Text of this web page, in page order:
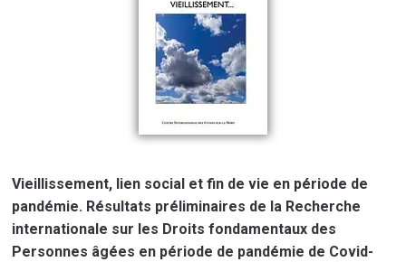
Vieillissement, lien social et fin de vie en période de
pandémie. Résultats préliminaires de la Recherche
internationale sur les Droits fondamentaux des
Personnes âgées en période de pandémie de Covid-